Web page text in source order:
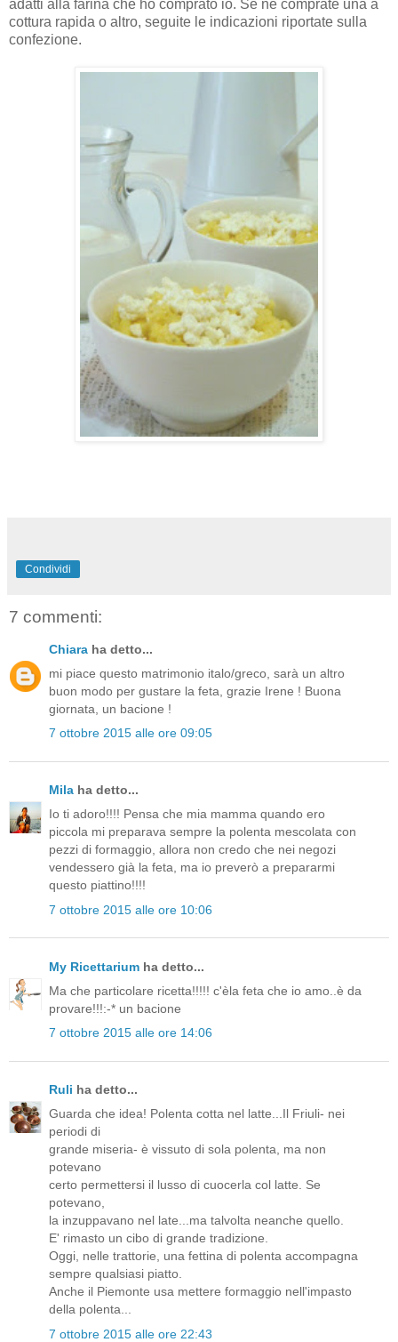
adatti alla farina che ho comprato io. Se ne comprate una a
cottura rapida o altro, seguite le indicazioni riportate sulla
confezione.
Condividi
7 commenti:
Chiara ha detto...
mi piace questo matrimonio italo/greco, sarà un altro
buon modo per gustare la feta, grazie Irene ! Buona
giornata, un bacione !
7 ottobre 2015 alle ore 09:05
Mila ha detto...
Io ti adoro!!!! Pensa che mia mamma quando ero
piccola mi preparava sempre la polenta mescolata con
pezzi di formaggio, allora non credo che nei negozi
vendessero già la feta, ma io preverò a prepararmi
questo piattino!!!!
7 ottobre 2015 alle ore 10:06
My Ricettarium ha detto...
Ma che particolare ricetta!!!!! c'èla feta che io amo..è da
provare!!!:-* un bacione
7 ottobre 2015 alle ore 14:06
Ruli ha detto...
Guarda che idea! Polenta cotta nel latte...Il Friuli- nei
periodi di
grande miseria- è vissuto di sola polenta, ma non
potevano
certo permettersi il lusso di cuocerla col latte. Se
potevano,
la inzuppavano nel late...ma talvolta neanche quello.
E' rimasto un cibo di grande tradizione.
Oggi, nelle trattorie, una fettina di polenta accompagna
sempre qualsiasi piatto.
Anche il Piemonte usa mettere formaggio nell'impasto
della polenta...
7 ottobre 2015 alle ore 22:43